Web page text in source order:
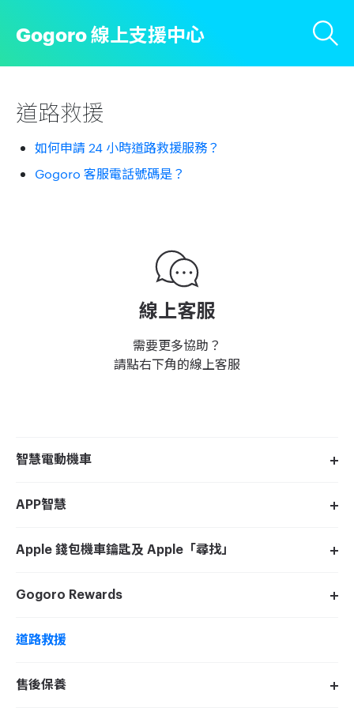
Gogoro 線上支援中心
道路救援
如何申請 24 小時道路救援服務？
Gogoro 客服電話號碼是？
線上客服
需要更多協助？
請點右下角的線上客服
智慧電動機車
APP智慧
Apple 錢包機車鑰匙及 Apple「尋找」
Gogoro Rewards
道路救援
售後保養